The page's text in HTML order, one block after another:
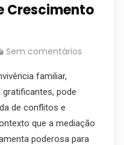
Crescimento
Sem comentários
familiar,
pode
de conflitos e
que a mediação
poderosa para